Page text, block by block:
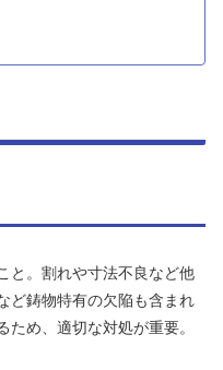
と。割れや寸法不良など他
ど鋳物特有の欠陥も含まれ
め、適切な対処が重要。